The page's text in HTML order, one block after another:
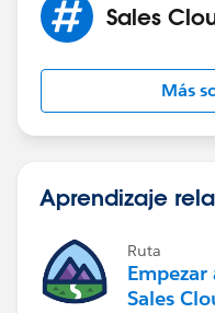
Sales
Más
Aprendizaje
Ruta
Sales